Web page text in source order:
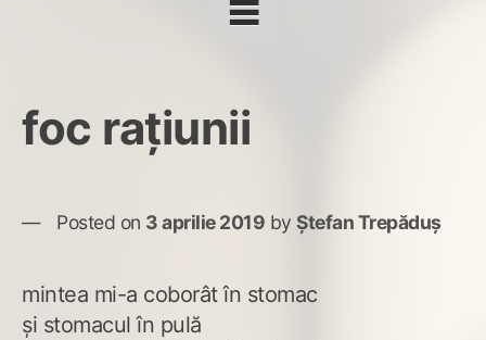
foc rațiunii
Posted on 3 aprilie 2019 by Ștefan Trepăduș
mintea mi-a coborât în stomac
și stomacul în pulă